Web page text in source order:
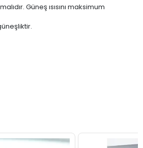
Güneş ısısını maksimum